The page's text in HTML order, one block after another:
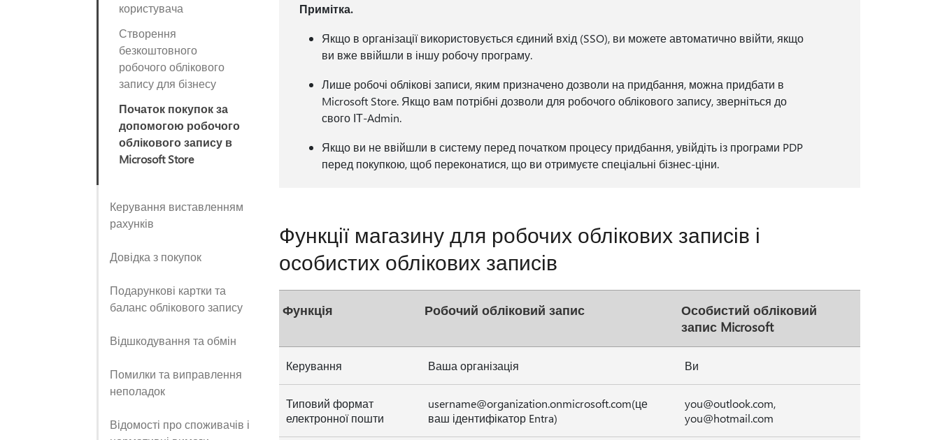
користувача
Створення
безкоштовного
робочого облікового
запису для бізнесу
Початок покупок за
допомогою робочого
облікового запису в
Microsoft Store
Керування виставленням
рахунків
Довідка з покупок
Подарункові картки та
баланс облікового запису
Відшкодування та обмін
Помилки та виправлення
неполадок
Відомості про споживачів і
Примітка.
Якщо в організації використовується єдиний вхід (SSO), ви можете автоматично ввійти, якщо
ви вже ввійшли в іншу робочу програму.
Лише робочі облікові записи, яким призначено дозволи на придбання, можна придбати в
Microsoft Store. Якщо вам потрібні дозволи для робочого облікового запису, зверніться до
свого ІТ-Admin.
Якщо ви не ввійшли в систему перед початком процесу придбання, увійдіть із програми PDP
перед покупкою, щоб переконатися, що ви отримуєте спеціальні бізнес-ціни.
Функції магазину для робочих облікових записів і
особистих облікових записів
Функція Робочий обліковий запис
Особистий обліковий
запис Microsoft
Керування Ваша організація Ви
Типовий формат
електронної пошти
username@organization.onmicrosoft.com(це
ваш ідентифікатор Entra)
you@outlook.com,
you@hotmail.com